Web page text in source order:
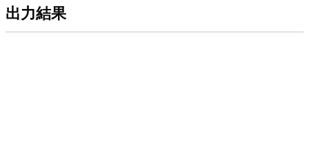
出力結果